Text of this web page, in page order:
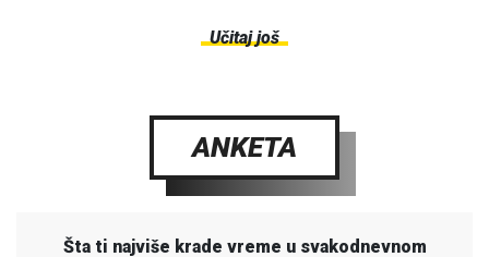
Učitaj još
ANKETA
Šta ti najviše krade vreme u svakodnevnom